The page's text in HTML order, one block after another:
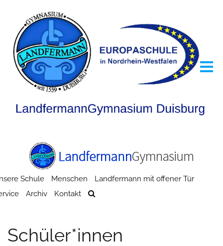
Schule Menschen
Landfermann mit offener Tür
Archiv Kontakt
Schüler*innen